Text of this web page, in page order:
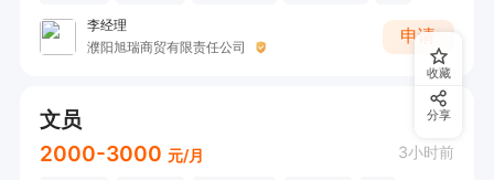
李经理
濮阳旭瑞商贸有限责任公司
申请
文员
2000-3000 元/月 3小时前
收藏
分享